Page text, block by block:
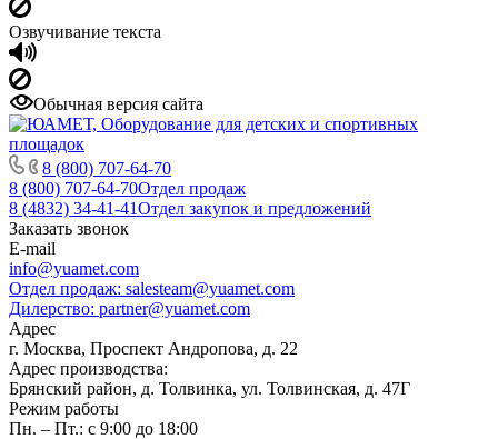
Озвучивание текста
Обычная версия сайта
8 (800) 707-64-70
8 (800) 707-64-70Отдел продаж
8 (4832) 34-41-41Отдел закупок и предложений
Заказать звонок
E-mail
info@yuamet.com
Отдел продаж: salesteam@yuamet.com
Дилерство: partner@yuamet.com
Адрес
г. Москва, Проспект Андропова, д. 22
Адрес производства:
Брянский район, д. Толвинка, ул. Толвинская, д. 47Г
Режим работы
Пн. – Пт.: с 9:00 до 18:00